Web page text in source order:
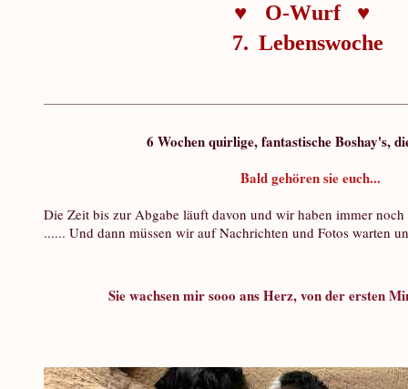
♥ O-Wurf ♥
7. Lebenswoche
6 Wochen quirlige, fantastische Boshay's,
Bald gehören sie euch...
Die Zeit bis zur Abgabe läuft davon und wir haben immer
...... Und dann müssen wir auf Nachrichten und Fotos warten
Sie wachsen mir sooo ans Herz, von der ersten